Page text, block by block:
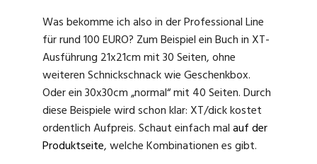
Was bekomme ich also in der Professional Line
für rund 100 EURO? Zum Beispiel ein Buch in XT-
Ausführung 21x21cm mit 30 Seiten, ohne
weiteren Schnickschnack wie Geschenkbox.
Oder ein 30x30cm „normal“ mit 40 Seiten. Durch
diese Beispiele wird schon klar: XT/dick kostet
ordentlich Aufpreis. Schaut einfach malauf der
Produktseite, welche Kombinationen es gibt.